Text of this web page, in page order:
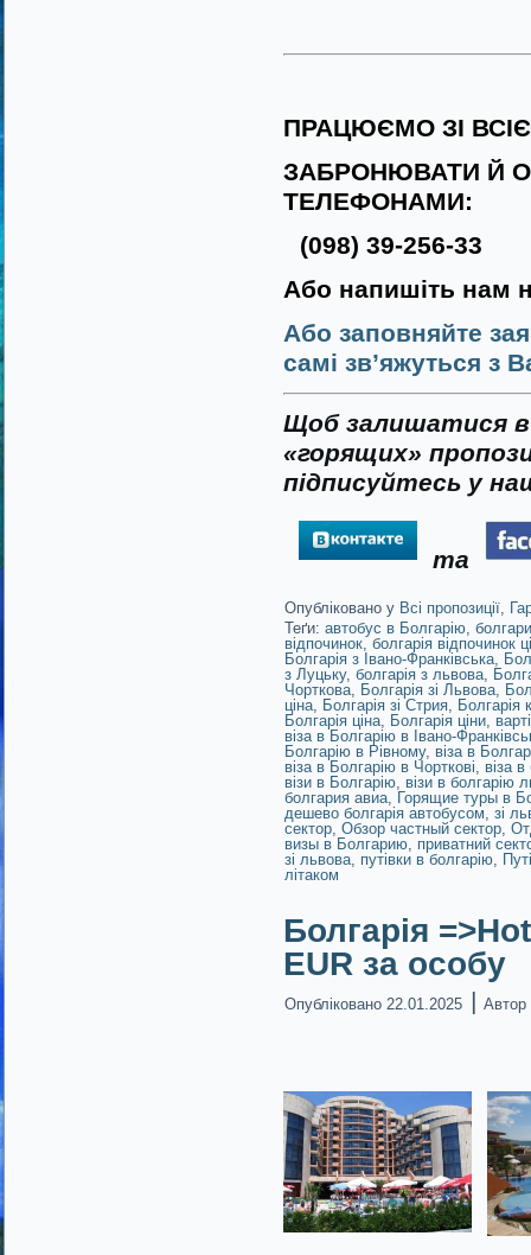
ПРАЦЮЄМО ЗІ
ЗАБРОНЮВАТИ Й
ТЕЛЕФОНАМИ:
(098) 39-256-33
Або напишіть нам
Або заповняйте
самі зв’яжуться з
Щоб залишатися в
«горящих»
підписуйтесь у
та
Опубліковано у Всі пропозиції,
Теґи: автобус в Болгарію,
відпочинок, болгарія відпочинок
Болгарія з Івано-Франківська,
з Луцьку, болгарія з львова,
Чорткова, Болгарія зі Львова,
ціна, Болгарія зі Стрия, Болгарія
Болгарія ціна, Болгарія ціни,
віза в Болгарію в Івано-
Болгарію в Рівному, віза в
віза в Болгарію в Чорткові, віза
візи в Болгарію, візи в болгарію
болгария авиа, Горящие туры в
дешево болгарія автобусом, зі
сектор, Обзор частный сектор,
визы в Болгарию, приватний
зі львова, путівки в болгарію,
літаком
Болгарія
EUR за особу
Опубліковано 22.01.2025 | Автор